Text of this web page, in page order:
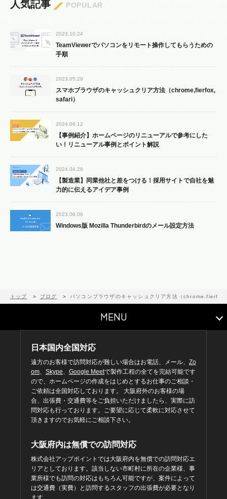
人気記事 POPULAR
2023.10.24
TeamViewerでパソコンをリモート操作してもらうための
手順
2023.05.29
スマホブラウザのキャッシュクリア方法（chrome,fierfox,
safari）
2024.06.12
【事例紹介】ホームページのリニューアルで参考にした
い！リニューアル事例とポイント解説
2024.04.26
【製造業】同業他社と差をつける！採用サイトで自社を魅
力的に伝えるアイデア事例
2023.06.06
Windows版 Mozilla Thunderbirdのメール設定方法
トップ ブログ パソコンブラウザのキャッシュクリア方法（
MENU
日本国内全国対応
遠方のお客様で訪問対応が難しい場合はお電話、メール、 Zo
om、 Skype、 Google Meetで製作工程の全てを完結可能です
ので、ホームページの作成をはじめとするお仕事のご相談・
ご依頼は全国対応しております。 大阪府外のお客様の場
合、出張費・交通費等をご負担いただけましたら、実際に訪
問対応も行っております。ご要望に応じて柔軟に対応させて
頂きますのでお気軽にご相談下さい。
大阪府内は無償での訪問対応
株式会社アップポイントでは大阪府内を無償での訪問対応エ
リアとしております。該当しない市町村に所在の企業様、事
業所様でも訪問の対応はもちろん可能ですが、案件によって
は交通費（実費）と訪問するスタッフの出張費が必要となり